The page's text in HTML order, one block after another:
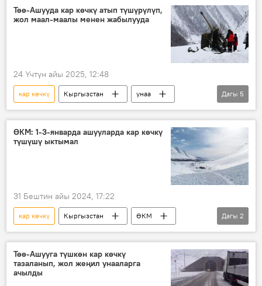
ӨКМ
Төө-Ашууда кар көчкү атып түшүрүлүп,
жол маал-маалы менен жабылууда
24 Үчтүн айы 2025, 12:48
кар көчкү Кыргызстан
унаа
чектөө
Бишкек – Ош жолу
Төө-Ашуу
Сүрөт атып түшүрүү
Дагы 5
ӨКМ: 1-3-январда ашууларда кар көчкү
түшүшү ыктымал
31 Бештин айы 2024, 17:22
кар көчкү Кыргызстан
ӨКМ
ашуу
аба ырайы
Дагы 2
Төө-Ашууга түшкөн кар көчкү
тазаланып, жол жеңил унааларга
ачылды